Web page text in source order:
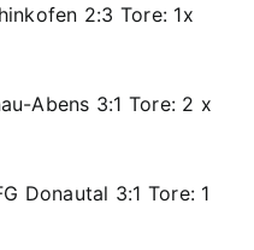
2:3 Tore: 1x
Abens 3:1 Tore: 2 x
Donautal 3:1 Tore: 1